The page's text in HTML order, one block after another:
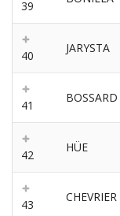
39
40
JARYSTA
41
BOSSARD
42
HÜE
43
CHEVRIER